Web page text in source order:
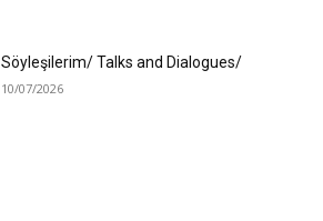
Söyleşilerim/ Talks and Dialogues/
10/07/2026